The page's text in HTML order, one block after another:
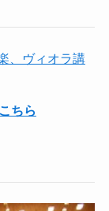
、ヴィオラ講
ちら